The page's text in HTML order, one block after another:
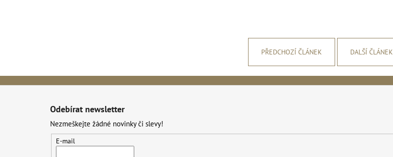
PŘEDCHOZÍ ČLÁNEK DALŠÍ ČLÁNEK
Odebírat newsletter
Nezmeškejte žádné novinky či slevy!
E-mail